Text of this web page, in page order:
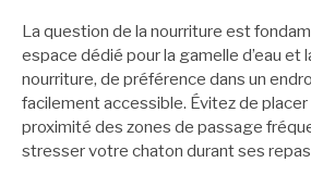
La question de la nourriture est
espace dédié pour la gamelle d’eau et
nourriture, de préférence dans un
facilement accessible. Évitez de
proximité des zones de passage
stresser votre chaton durant ses